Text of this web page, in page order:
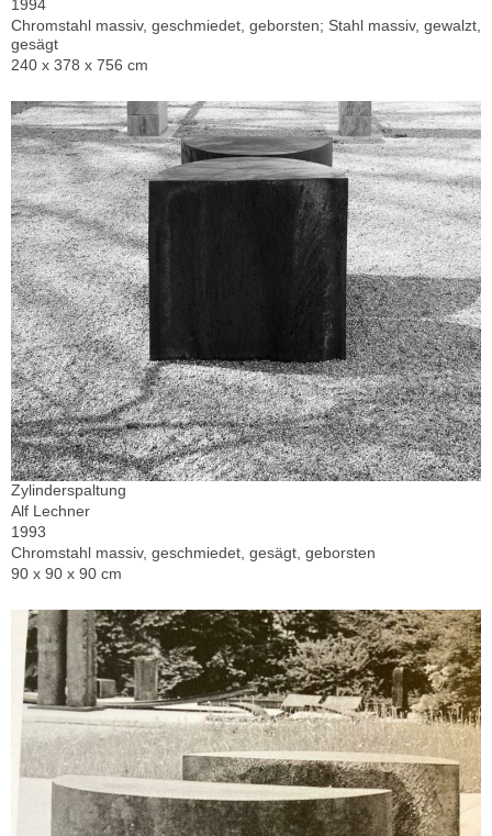
1994
Chromstahl massiv, geschmiedet, geborsten; Stahl massiv, gewalzt,
gesägt
240 x 378 x 756 cm
Zylinderspaltung
Alf Lechner
1993
Chromstahl massiv, geschmiedet, gesägt, geborsten
90 x 90 x 90 cm